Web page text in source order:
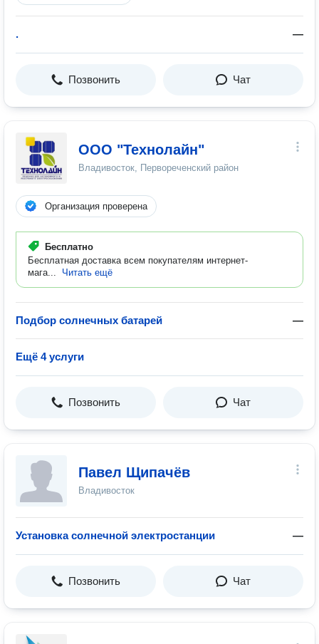
. —
Позвонить Чат
ООО "Технолайн"
Владивосток, Первореченский район
Организация проверена
Бесплатно
Бесплатная доставка всем покупателям интернет-
мага...
Читать ещё
Подбор солнечных батарей —
Ещё 4 услуги
Позвонить Чат
Павел Щипачёв
Владивосток
Установка солнечной электростанции —
Позвонить Чат